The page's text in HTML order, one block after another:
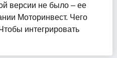
версии не было – ее
Моторинвест. Чего
интегрировать